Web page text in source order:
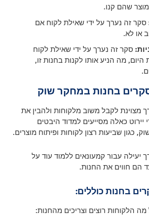
שהם קנו.
סקר זה נערך על ידי שאילת לקוח אם
או לא.
סקר זה נערך על ידי שאילת לקוח
מה הניע אותו לקנות בחנות זו,
בחנות במחקר שוק
מצוינת לקבל משוב מלקוחות ולהבין את
כאלה מסייעים למדוד היבטים
כגון שביעות רצון לקוחות ופיתוח מוצרים.
יעילה עבור קמעונאים ללמוד עוד על
הם חווים את החנות.
בחנות כוללים:
הלקוחות רוצים וצריכים מהחנות: